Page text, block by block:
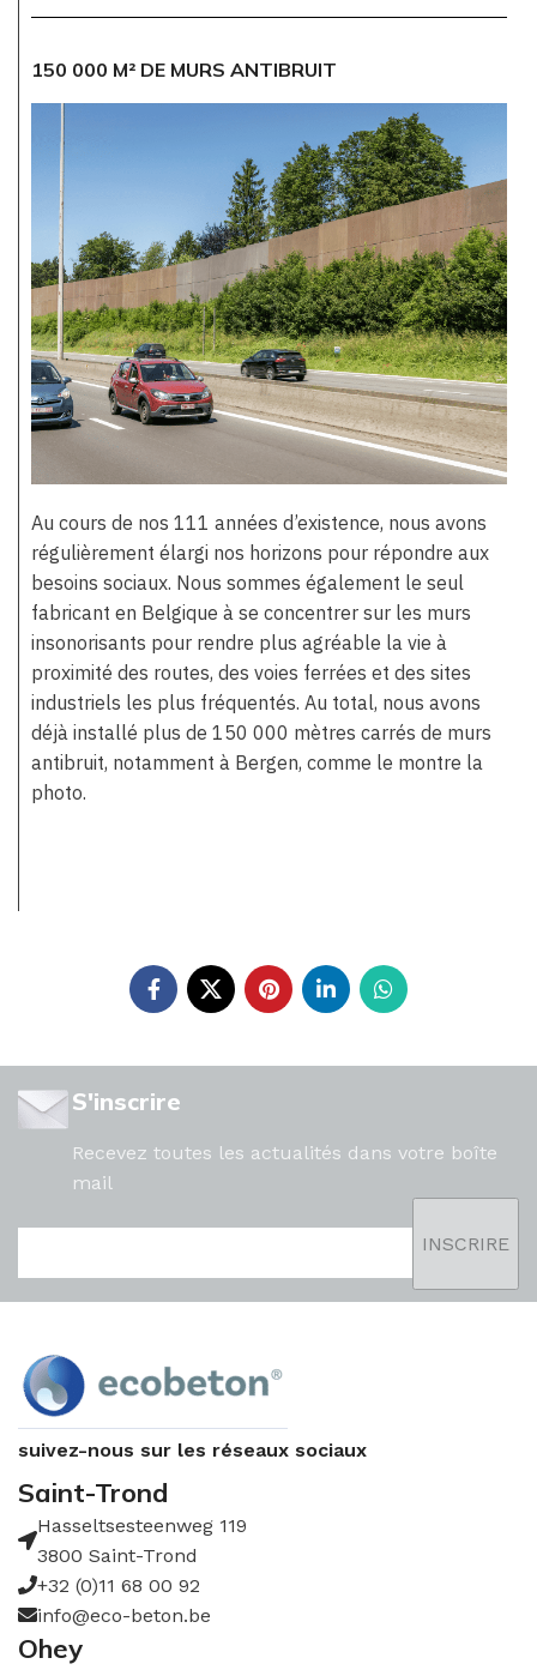
150 000 M² DE MURS ANTIBRUIT
Au cours de nos 111 années d’existence, nous avons
régulièrement élargi nos horizons pour répondre aux
besoins sociaux. Nous sommes également le seul
fabricant en Belgique à se concentrer sur les murs
insonorisants pour rendre plus agréable la vie à
proximité des routes, des voies ferrées et des sites
industriels les plus fréquentés. Au total, nous avons
déjà installé plus de 150 000 mètres carrés de murs
antibruit, notamment à Bergen, comme le montre la
photo.
S'inscrire
Recevez toutes les actualités dans votre boîte
mail
suivez-nous sur les réseaux sociaux
Saint-Trond
Hasseltsesteenweg 119
3800 Saint-Trond
+32 (0)11 68 00 92
info@eco-beton.be
Ohey